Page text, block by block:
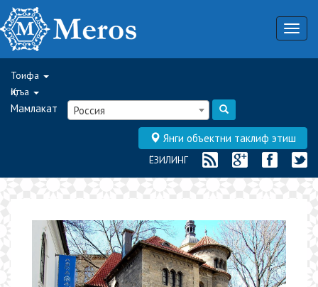
Тоифа
Қитъа
Мамлакат Россия
Янги объектни таклиф этиш
ЁЗИЛИНГ